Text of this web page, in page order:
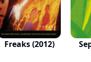
Freaks (2012)